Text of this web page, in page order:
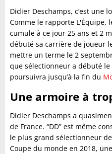
Didier Deschamps, c’est une
Comme le rapporte L'Équipe,
cumule à ce jour 25 ans et 2
débuté sa carrière de joueur
mettre un terme le 2
que sélectionneur a débuté le
poursuivra jusqu’à la fin du
Une armoire à
Didier Deschamps a
de France. “DD” est même
le plus grand sélectionneur
Coupe du monde en 2018,